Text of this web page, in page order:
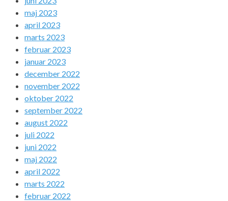
maj 2023
april 2023
marts 2023
februar 2023
januar 2023
december 2022
november 2022
oktober 2022
september 2022
august 2022
juli 2022
juni 2022
maj 2022
april 2022
marts 2022
februar 2022